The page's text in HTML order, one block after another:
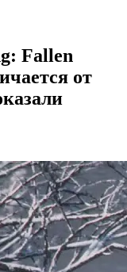
Fallen
от